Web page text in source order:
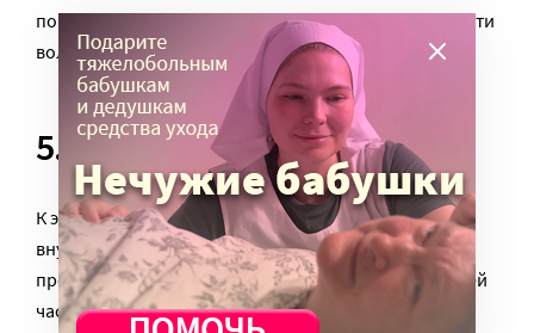
повседневные сцены из жизни героев как некое почти
волшебное таинство.
5. Как без рук
К этому сегменту можно отнести довольно
внушительную часть конкурсной программы. Здесь
представлены самые разные фильмы, но по большей
части все они – о терпении и преодолении.